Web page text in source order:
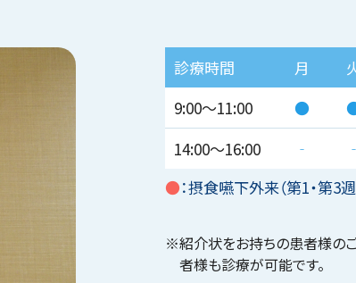
診療時間 月
9:00～11:00
●
14:00～16:00
‐
●：摂食嚥下外来（第1・第
※紹介状をお持ちの患者様の
者様も診療が可能です。